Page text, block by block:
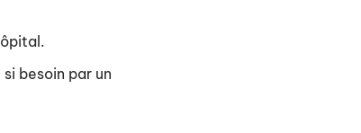
besoin par un